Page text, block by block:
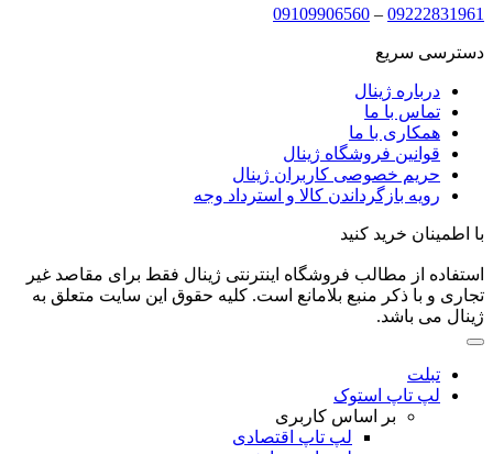
09222831961
–
09109906560
دسترسی سریع
درباره ژینال
تماس با ما
همکاری با ما
قوانین فروشگاه ژینال
حریم خصوصی کاربران ژینال
رویه بازگرداندن کالا و استرداد وجه
با اطمینان خرید کنید
استفاده از مطالب فروشگاه اینترنتی ژینال فقط برای مقاصد غیر
تجاری و با ذکر منبع بلامانع است. کلیه حقوق این سایت متعلق به
ژینال می باشد.
تبلت
لپ تاپ استوک
بر اساس کاربری
لپ تاپ اقتصادی